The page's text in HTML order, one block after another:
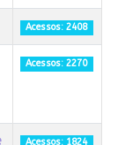
Acessos: 2408
Acessos: 2270
Acessos: 1824